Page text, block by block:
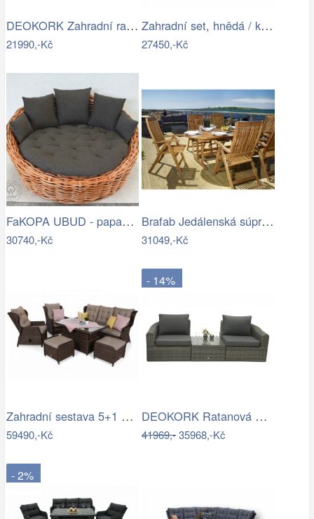
DEOKORK Zahradní ratanová sestava…
21990,-Kč
Zahradní set, hnědá / krémová, STARK…
27450,-Kč
FaKOPA UBUD - papasan z ratanu…
30740,-Kč
Brafab Jedálenská súprava EVERTON Mdum
31049,-Kč
Zahradní sestava 5+1 polyratan / látka
59490,-Kč
- 14%
DEOKORK Ratanová modulová sestava…
41969,-35968,-Kč
- 2%